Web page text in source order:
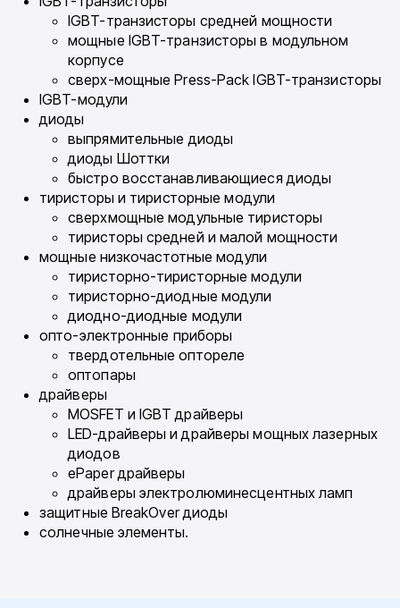
IGBT-транзисторы средней мощности
мощные IGBT-транзисторы в модульном
корпусе
сверх-мощные Press-Pack IGBT-транзисторы
IGBT-модули
диоды
выпрямительные диоды
диоды Шоттки
быстро восстанавливающиеся диоды
тиристоры и тиристорные модули
сверхмощные модульные тиристоры
тиристоры средней и малой мощности
мощные низкочастотные модули
тиристорно-тиристорные модули
тиристорно-диодные модули
диодно-диодные модули
опто-электронные приборы
твердотельные оптореле
оптопары
драйверы
MOSFET и IGBT драйверы
LED-драйверы и драйверы мощных лазерных
диодов
ePaper драйверы
драйверы электролюминесцентных ламп
защитные BreakOver диоды
солнечные элементы.